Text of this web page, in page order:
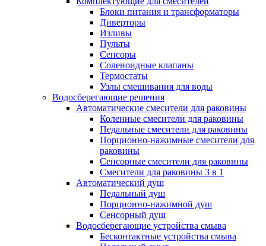
Блоки питания и трансформаторы
Диверторы
Изливы
Пульты
Сенсоры
Соленоидные клапаны
Термостаты
Узлы смешивания для воды
Водосберегающие решения
Автоматические смесители для раковины
Коленные смесители для раковины
Педальные смесители для раковины
Порционно-нажимные смесители для
раковины
Сенсорные смесители для раковины
Смесители для раковины 3 в 1
Автоматический душ
Педальный душ
Порционно-нажимной душ
Сенсорный душ
Водосберегающие устройства смыва
Бесконтактные устройства смыва